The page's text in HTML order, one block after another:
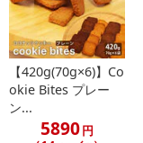
【420g(70g×6)】Co
okie Bites プレー
ン...
5890円